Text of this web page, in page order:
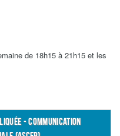
de 18h15 à 21h15 et les
- COMMUNICATION